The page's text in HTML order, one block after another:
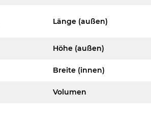
Länge (außen)
Höhe (außen)
Breite (innen)
Volumen